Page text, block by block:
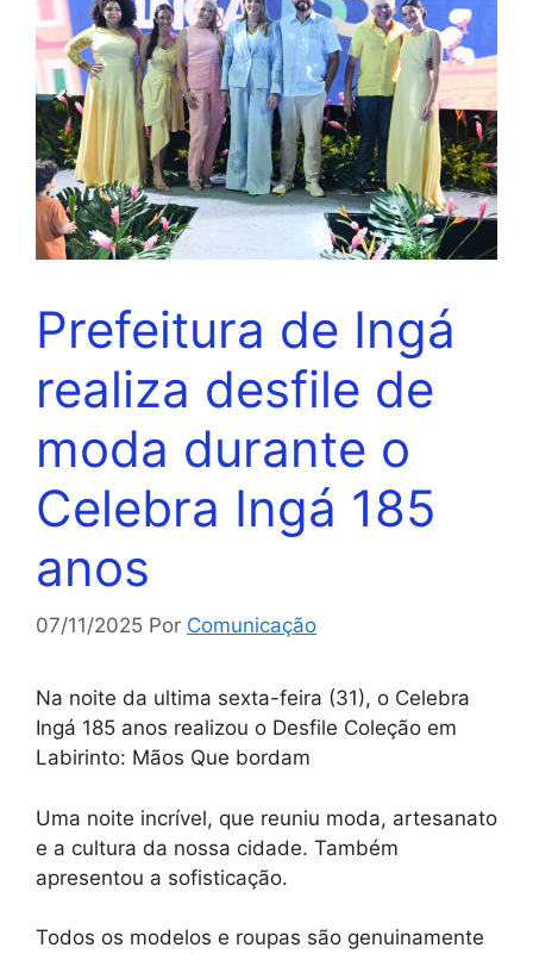
Prefeitura de Ingá
realiza desfile de
moda durante o
Celebra Ingá 185
anos
07/11/2025 Por Comunicação
Na noite da ultima sexta-feira (31), o Celebra
Ingá 185 anos realizou o Desfile Coleção em
Labirinto: Mãos Que bordam
Uma noite incrível, que reuniu moda, artesanato
e a cultura da nossa cidade. Também
apresentou a sofisticação.
Todos os modelos e roupas são genuinamente